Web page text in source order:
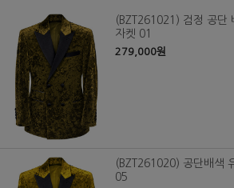
(BZT261021) 검정 공단
자켓 01
279,000원
(BZT261020) 공단배색
05